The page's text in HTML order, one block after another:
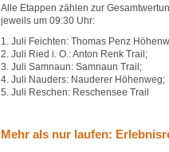
Alle Etappen zählen zur
jeweils um 09:30 Uhr:
1. Juli Feichten: Thomas Penz
2. Juli Ried i. O.: Anton Renk Trail;
3. Juli Samnaun: Samnaun Trail;
4. Juli Nauders: Nauderer Höhenweg;
5. Juli Reschen: Reschensee Trail
Mehr als nur laufen: